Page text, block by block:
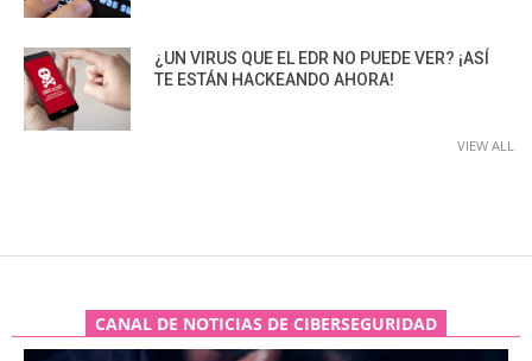
¿UN VIRUS QUE EL EDR NO PUEDE VER? ¡ASÍ
TE ESTÁN HACKEANDO AHORA!
VIEW ALL
CANAL DE NOTICIAS DE CIBERSEGURIDAD